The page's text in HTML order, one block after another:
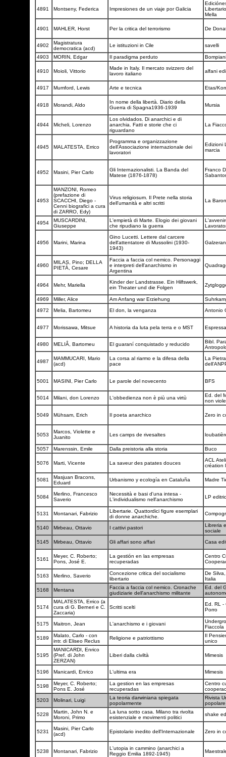
4891 Montseny, Federica Impresiones de un viaje por Galicia
Mella
4901 MAHLER, Horst Per la critica del terrorismo De
4902
Magistratura
democratica (acd)
Le istituzioni in Cile savelli
4903 MORIN, Edgar Il paradigma perduto
4910 Moioli, Vittorio
Made in Italy. Il mercato svizzero del
lavoro italiano
alfani
4917 Mumford, Lewis Arte e tecnica Etas/
4918 Morandi, Aldo
In nome della libertà. Diario della
Guerra di Spagna1936-1939
Mursia
4944 Micheli, Lorenzo
Los olvidados. Di anarchici e di
anarchia. Fatti e storie che ci
riguardano
La
4945 MALATESTA, Errico
Programma e organizzazione
dell'Associazione internazionale dei
lavoratori
Edizioni
marcia
4952 Masini, Pier Carlo
Gli Internazionalisti. La Banda del
Matese (1876-1878)
Franco
4953
MANZONI, Romeo
(prefazione di
SCACCHI, Diego -
Cenni biografici a cura
di ZARRO, Edy)
Virus religiosum. Il Prete nella storia
dell'umanità e altri scritti
La
4954
MUSCARDINI,
Giuseppe
L'empietà di Marte. Elogio dei giovani
che ripudiano la guerra
4956 Marini, Marina
Gino Lucetti. Lettere dal carcere
dell'attentatore di Mussolini (1930-
1943)
4960
MILAS, Pino; DELLA
PIETÀ, Cesare
Faccia a faccia col nemico. Personaggi
e interpreti dell'anarchismo in
Argentina
4964 Mehr, Mariella
Kinder der Landstrasse. Ein Hilfswerk,
ein Theater und die Folgen
4969 Miller, Alice Am Anfang war Erziehung
4972
Melia, Bartomeu El don, la venganza Antonio
4977 Morissawa, Mitsue A historia da luta pela terra e o MST
4980 MELIÂ, Bartomeu El guaraní conquistado y reducido
Bibl.
4987
MAMMUCARI, Mario
(acd)
La corsa al riarmo e la difesa della
pace
La
5001 MASINI, Pier Carlo Le parole del novecento BFS
5014 Milani, don Lorenzo L'obbedienza non è più una virtù
Ed. del
non
5049 Mühsam, Erich Il poeta anarchico Zero in
5053
Marcos, Violette e
Juanito
Les camps de rivesaltes
5057 Marenssin, Emile Dalla preistoria alla storia Buco
5076 Marti, Vicente La saveur des patates douces
ACL
création
5081
Masjuan Bracons,
Eduard
Urbanismo y ecología en Cataluña Madre
5084
Merlino, Francesco
Saverio
Necessità e basi d'una intesa -
L'individualismo nell'anarchismo
LP
5131 Montanari, Fabrizio
Libertarie. Quattordici figure esemplari
di donne anarchiche.
5140 Mirbeau, Ottavio I cattivi pastori
Libreria
sociale
5145
Mirbeau, Ottavio Gli affari sono affari Casa
5161
Meyer, C. Roberto;
Pons, José E.
La gestión en las empresas
recuperadas
Centro
5163 Merlino, Saverio
Concezione critica del socialismo
libertario
De
Italia
5168
Mentana
Faccia a faccia col nemico. Cronache
giudiziarie dell'anarchismo militante
Ed. del
5174
MALATESTA, Errico (a
cura di G. Berneri e C.
Zaccaria)
Scritti scelti
Ed. RL -
Porro
5175 Maitron, Jean L'anarchismo e i giovani
Fiaccola
5189
Malato, Carlo - con
intr. di Eliseo Reclus
Religione e patriottismo
Il
unico
5195
MANICARDI, Enrico
(Pref. di John
ZERZAN)
Liberi dalla civiltà Mimesis
5196 Manicardi, Enrico L'ultima era Mimesis
5198
Meyer, C. Roberto;
Pons E. José
La gestion en las empresas
recuperadas
Centro
5203
Molinari, Luigi
La teoria darwiniana spiegata
popolarmente
Rivista
5228
Martin, John N. e
Moroni, Primo
La luna sotto casa. Milano tra rivolta
esistenziale e movimenti politici
shake
5231
Masini, Pier Carlo
(acd)
Epistolario inedito dell'Internazionale Zero in
5238 Montanari, Fabrizio
L'utopia in cammino (anarchici a
Reggio Emilia 1892-1945)